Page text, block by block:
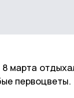
8 марта
первоцветы.